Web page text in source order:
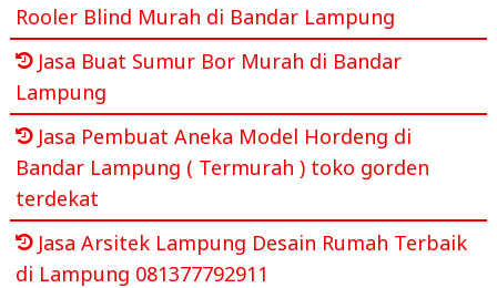
Rooler Blind Murah di Bandar Lampung
Jasa Buat Sumur Bor Murah di Bandar
Lampung
Jasa Pembuat Aneka Model Hordeng di
Bandar Lampung ( Termurah ) toko gorden
terdekat
Jasa Arsitek Lampung Desain Rumah Terbaik
di Lampung 081377792911